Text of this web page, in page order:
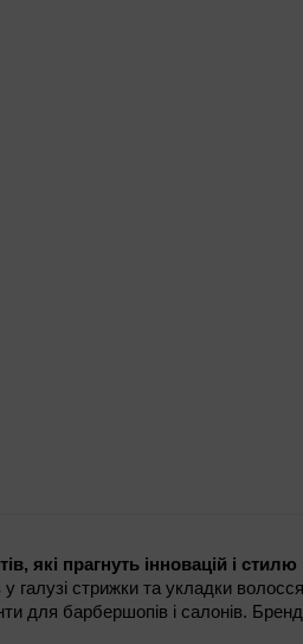
які прагнуть інновацій і стилю
для барбершопів і салонів. Бренд